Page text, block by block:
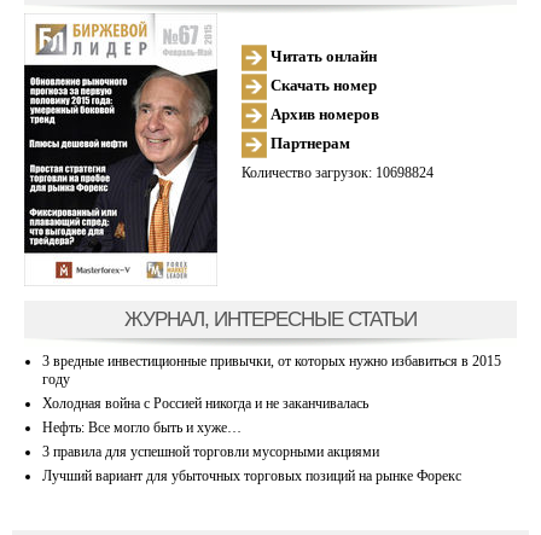
Читать онлайн
Скачать номер
Архив номеров
Партнерам
Количество загрузок: 10698824
ЖУРНАЛ, ИНТЕРЕСНЫЕ СТАТЬИ
3 вредные инвестиционные привычки, от которых нужно избавиться в 2015
году
Холодная война с Россией никогда и не заканчивалась
Нефть: Все могло быть и хуже…
3 правила для успешной торговли мусорными акциями
Лучший вариант для убыточных торговых позиций на рынке Форекс